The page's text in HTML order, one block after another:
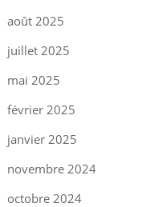
août 2025
juillet 2025
mai 2025
février 2025
janvier 2025
novembre 2024
octobre 2024